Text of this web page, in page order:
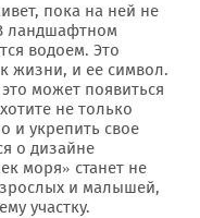
пока на ней не
ландшафтном
водоем. Это
жизни, и ее символ.
может появиться
не только
и укрепить свое
о дизайне
моря» станет не
и малышей,
участку.